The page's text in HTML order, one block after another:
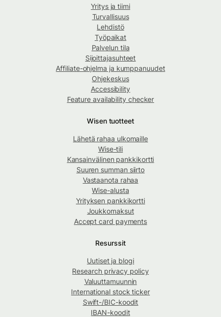
Yritys ja tiimi
Turvallisuus
Lehdistö
Työpaikat
Palvelun tila
Sijoittajasuhteet
Affiliate-ohjelma ja kumppanuudet
Ohjekeskus
Accessibility
Feature availability checker
Wisen tuotteet
Lähetä rahaa ulkomaille
Wise-tili
Kansainvälinen pankkikortti
Suuren summan siirto
Vastaanota rahaa
Wise-alusta
Yrityksen pankkikortti
Joukkomaksut
Accept card payments
Resurssit
Uutiset ja blogi
Research privacy policy
Valuuttamuunnin
International stock ticker
Swift-/BIC-koodit
IBAN-koodit